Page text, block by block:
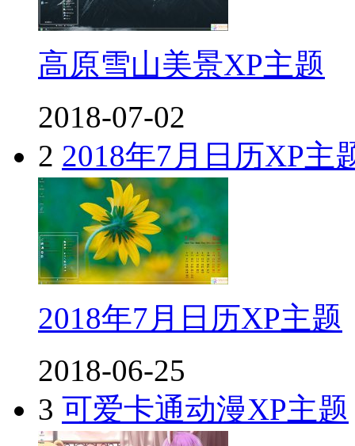
高原雪山美景XP主题
2018-07-02
2 2018年7月日历XP主
2018年7月日历XP主题
2018-06-25
3 可爱卡通动漫XP主题